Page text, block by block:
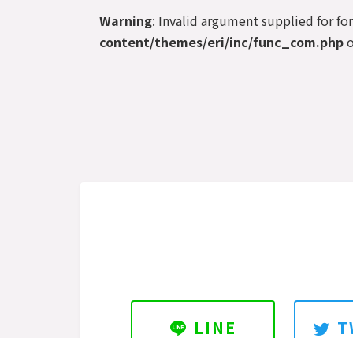
Warning: Invalid argument supplied for
content/themes/eri/inc/func_com.php
LINE